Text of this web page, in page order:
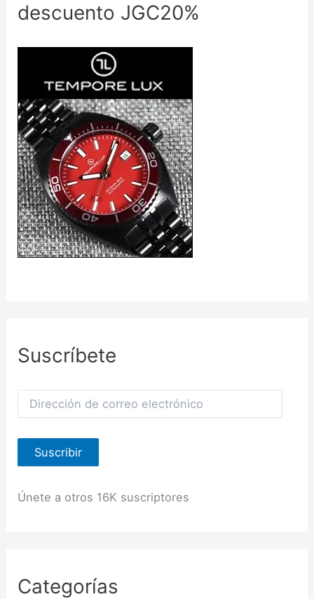
descuento JGC20%
Suscríbete
e
c
ó
r
r
Suscribir
Únete a otros 16K suscriptores
Categorías